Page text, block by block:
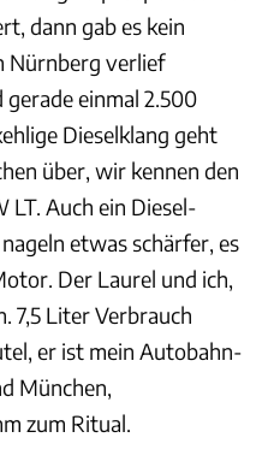
dann gab es kein
Nürnberg verlief
einmal 2.500
Dieselklang geht
über, wir kennen den
Auch ein Diesel-
etwas schärfer, es
Der Laurel und ich,
7,5 Liter Verbrauch
er ist mein Autobahn-
München,
zum Ritual.